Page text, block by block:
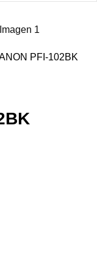
PFI-102BK